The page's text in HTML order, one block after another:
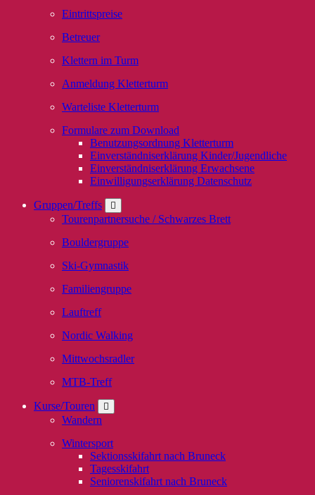
Eintrittspreise
Betreuer
Klettern im Turm
Anmeldung Kletterturm
Warteliste Kletterturm
Formulare zum Download
Benutzungsordnung Kletterturm
Einverständniserklärung Kinder/Jugendliche
Einverständniserklärung Erwachsene
Einwilligungserklärung Datenschutz
Gruppen/Treffs
Tourenpartnersuche / Schwarzes Brett
Bouldergruppe
Ski-Gymnastik
Familiengruppe
Lauftreff
Nordic Walking
Mittwochsradler
MTB-Treff
Kurse/Touren
Wandern
Wintersport
Sektionsskifahrt nach Bruneck
Tagesskifahrt
Seniorenskifahrt nach Bruneck